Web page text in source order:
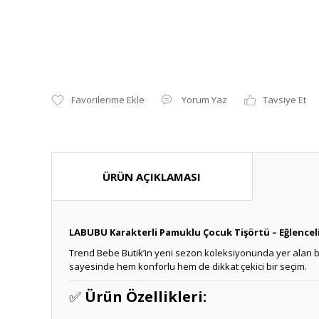
Yorum Yaz Tavsiye Et
ÜRÜN AÇIKLAMASI
LABUBU Karakterli Pamuklu Çocuk Tişörtü –
Trend Bebe Butik’in yeni sezon koleksiyonunda yer alan
sayesinde hem konforlu hem de dikkat çekici bir seçim.
✅ Ürün Özellikleri: